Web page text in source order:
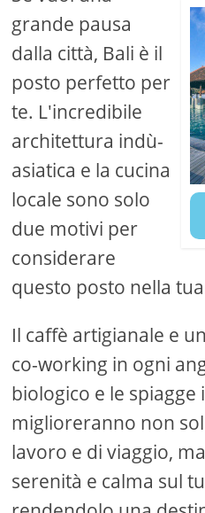
grande pausa
dalla città, Bali è il
posto perfetto per
te. L'incredibile
architettura indù-
asiatica e la cucina
locale sono solo
due motivi per
considerare
questo posto nella
Il caffè artigianale e
co-working in ogni
biologico e le
miglioreranno non
lavoro e di viaggio,
serenità e calma sul